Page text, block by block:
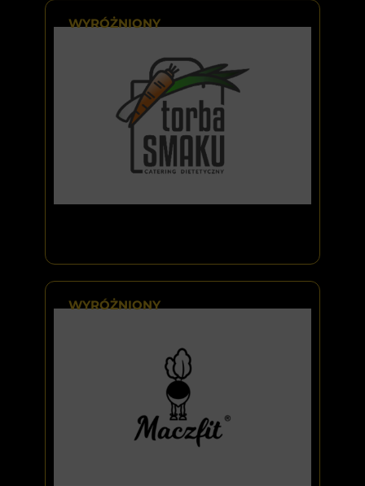
WYRÓŻNIONY
WYRÓŻNIONY